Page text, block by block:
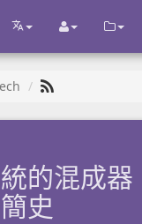
的混成器
簡史